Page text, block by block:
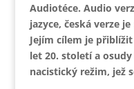
Audiotéce. Audio
jazyce, česká verze
Jejím cílem je
let 20. století a
nacistický režim, jež